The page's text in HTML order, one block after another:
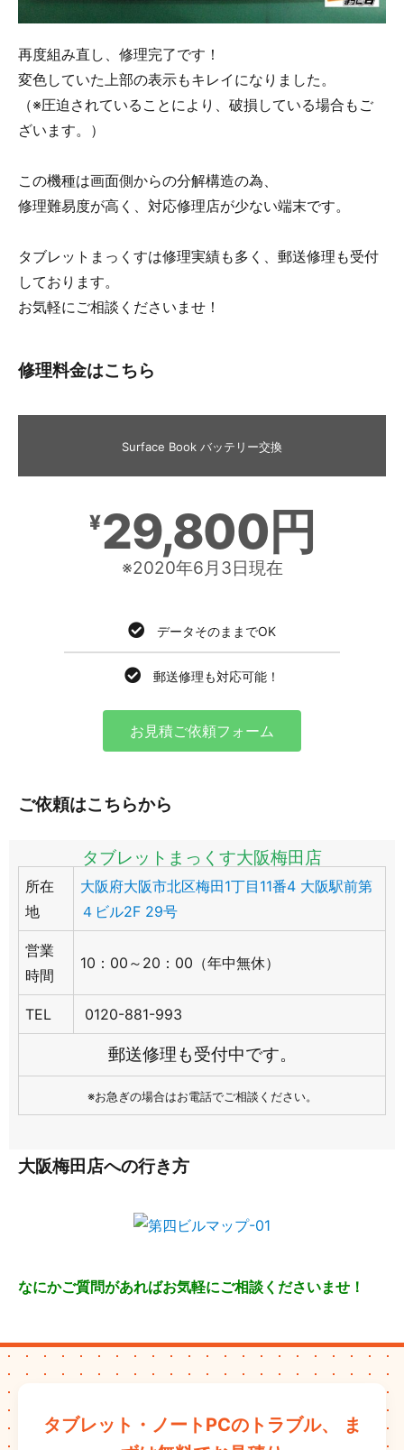
再度組み直し、修理完了です！
変色していた上部の表示もキレイになりました。
（※圧迫されていることにより、破損している場合もご
ざいます。）
この機種は画面側からの分解構造の為、
修理難易度が高く、対応修理店が少ない端末です。
タブレットまっくすは修理実績も多く、郵送修理も受付
しております。
お気軽にご相談くださいませ！
修理料金はこちら
Surface Book バッテリー交換
¥29,800円
※2020年6月3日現在
データそのままでOK
郵送修理も対応可能！
お見積ご依頼フォーム
ご依頼はこちらから
タブレットまっくす大阪梅田店
所在
地
大阪府大阪市北区梅田1丁目11番4 大阪駅前第
４ビル2F 29号
営業
時間
10：00～20：00（年中無休）
TEL 0120-881-993
郵送修理も受付中です。
※お急ぎの場合はお電話でご相談ください。
大阪梅田店への行き方
なにかご質問があればお気軽にご相談くださいませ！
タブレット・ノートPCのトラブル、
ま